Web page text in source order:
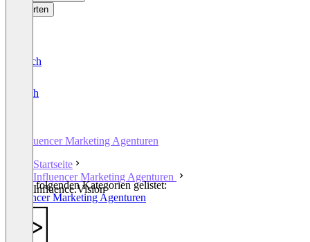
Bewerten
Deutsch
English
Influencer Marketing Agenturen
Startseite
Influencer Marketing Agenturen
Influence.Vision
In den folgenden Kategorien gelistet:
Influencer Marketing Agenturen